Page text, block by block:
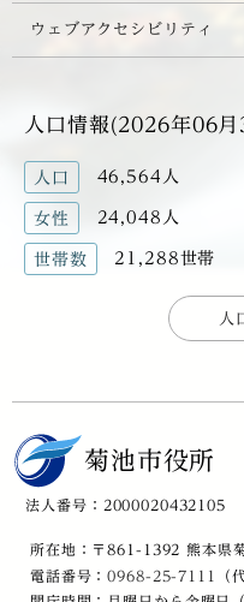
ウェブアクセシビリティ
人口情報(2026年06
人口 46,564人
女性 24,048人
世帯数 21,288世帯
人
菊池市役所
法人番号：2000020432105
所在地：〒861-1392 熊本県
電話番号：0968-25-7111
（